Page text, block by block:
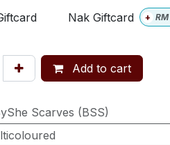
Nak Giftcard + RM
Add to cart
Scarves (BSS)